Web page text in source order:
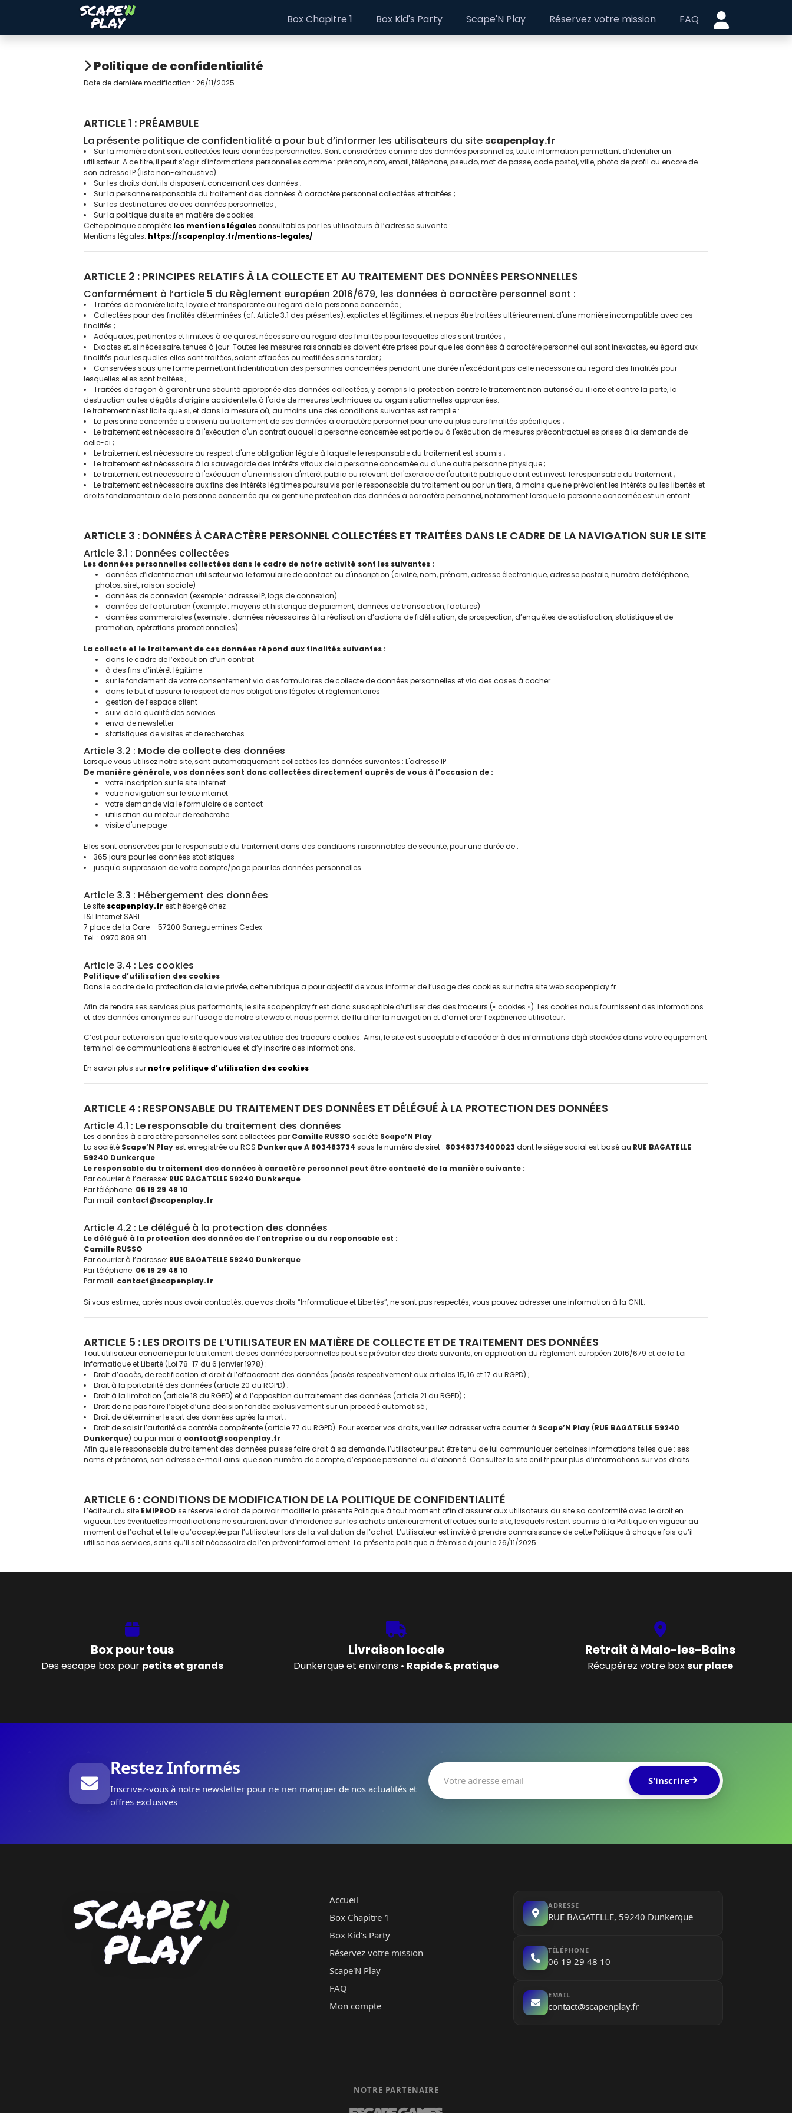
Box Chapitre 1 Box Kid's Party Scape'N Play Réservez votre mission FAQ
Politique de confidentialité
Date de dernière modification : 26/11/2025
ARTICLE 1 : PRÉAMBULE
La présente politique de confidentialité a pour but d’informer les utilisateurs du sitescapenplay.fr
Sur la manière dont sont collectées leurs données personnelles. Sont considérées comme des données personnelles, toute information permettant d’identifier un
utilisateur. A ce titre, il peut s’agir d'informations personnelles comme : prénom, nom, email, téléphone, pseudo, mot de passe, code postal, ville, photo de profil ou encore de
son adresse IP (liste non-exhaustive).
Sur les droits dont ils disposent concernant ces données ;
Sur la personne responsable du traitement des données à caractère personnel collectées et traitées ;
Sur les destinataires de ces données personnelles ;
Sur la politique du site en matière de cookies.
Cette politique complète les mentions légalesconsultables par les utilisateurs à l’adresse suivante :
Mentions légales: https://scapenplay.fr/mentions-legales/
ARTICLE 2 : PRINCIPES RELATIFS À LA COLLECTE ET AU TRAITEMENT DES DONNÉES PERSONNELLES
Conformément à l’article 5 du Règlement européen 2016/679, les données à caractère personnel sont :
Traitées de manière licite, loyale et transparente au regard de la personne concernée ;
Collectées pour des finalités déterminées (cf. Article 3.1 des présentes), explicites et légitimes, et ne pas être traitées ultérieurement d'une manière incompatible avec ces
finalités ;
Adéquates, pertinentes et limitées à ce qui est nécessaire au regard des finalités pour lesquelles elles sont traitées ;
Exactes et, si nécessaire, tenues à jour. Toutes les mesures raisonnables doivent être prises pour que les données à caractère personnel qui sont inexactes, eu égard aux
finalités pour lesquelles elles sont traitées, soient effacées ou rectifiées sans tarder ;
Conservées sous une forme permettant l'identification des personnes concernées pendant une durée n'excédant pas celle nécessaire au regard des finalités pour
lesquelles elles sont traitées ;
Traitées de façon à garantir une sécurité appropriée des données collectées, y compris la protection contre le traitement non autorisé ou illicite et contre la perte, la
destruction ou les dégâts d'origine accidentelle, à l'aide de mesures techniques ou organisationnelles appropriées.
Le traitement n'est licite que si, et dans la mesure où, au moins une des conditions suivantes est remplie :
La personne concernée a consenti au traitement de ses données à caractère personnel pour une ou plusieurs finalités spécifiques ;
Le traitement est nécessaire à l'exécution d'un contrat auquel la personne concernée est partie ou à l'exécution de mesures précontractuelles prises à la demande de
celle-ci ;
Le traitement est nécessaire au respect d'une obligation légale à laquelle le responsable du traitement est soumis ;
Le traitement est nécessaire à la sauvegarde des intérêts vitaux de la personne concernée ou d'une autre personne physique ;
Le traitement est nécessaire à l'exécution d'une mission d'intérêt public ou relevant de l'exercice de l'autorité publique dont est investi le responsable du traitement ;
Le traitement est nécessaire aux fins des intérêts légitimes poursuivis par le responsable du traitement ou par un tiers, à moins que ne prévalent les intérêts ou les libertés et
droits fondamentaux de la personne concernée qui exigent une protection des données à caractère personnel, notamment lorsque la personne concernée est un enfant.
ARTICLE 3 : DONNÉES À CARACTÈRE PERSONNEL COLLECTÉES ET TRAITÉES DANS LE CADRE DE LA NAVIGATION SUR LE SITE
Article 3.1 : Données collectées
Les données personnelles collectées dans le cadre de notre activité sont les suivantes :
données d’identification utilisateur via le formulaire de contact ou d'inscription (civilité, nom, prénom, adresse électronique, adresse postale, numéro de téléphone,
photos, siret, raison sociale)
données de connexion (exemple : adresse IP, logs de connexion)
données de facturation (exemple : moyens et historique de paiement, données de transaction, factures)
données commerciales (exemple : données nécessaires à la réalisation d’actions de fidélisation, de prospection, d’enquêtes de satisfaction, statistique et de
promotion, opérations promotionnelles)
La collecte et le traitement de ces données répond aux finalités suivantes :
dans le cadre de l’exécution d’un contrat
à des fins d’intérêt légitime
sur le fondement de votre consentement via des formulaires de collecte de données personnelles et via des cases à cocher
dans le but d’assurer le respect de nos obligations légales et réglementaires
gestion de l’espace client
suivi de la qualité des services
envoi de newsletter
statistiques de visites et de recherches.
Article 3.2 : Mode de collecte des données
Lorsque vous utilisez notre site, sont automatiquement collectées les données suivantes : L'adresse IP
De manière générale, vos données sont donc collectées directement auprès de vous à l’occasion de :
votre inscription sur le site internet
votre navigation sur le site internet
votre demande via le formulaire de contact
utilisation du moteur de recherche
visite d'une page
Elles sont conservées par le responsable du traitement dans des conditions raisonnables de sécurité, pour une durée de :
365 jours pour les données statistiques
jusqu'a suppression de votre compte/page pour les données personnelles.
Article 3.3 : Hébergement des données
Le site scapenplay.fr est hébergé chez
1&1 Internet SARL
7 place de la Gare – 57200 Sarreguemines Cedex
Tel. : 0970 808 911
Article 3.4 : Les cookies
Politique d’utilisation des cookies
Dans le cadre de la protection de la vie privée, cette rubrique a pour objectif de vous informer de l’usage des cookies sur notre site web scapenplay.fr.
Afin de rendre ses services plus performants, le site scapenplay.fr est donc susceptible d’utiliser des des traceurs (« cookies »). Les cookies nous fournissent des informations
et des données anonymes sur l’usage de notre site web et nous permet de fluidifier la navigation et d’améliorer l’expérience utilisateur.
C’est pour cette raison que le site que vous visitez utilise des traceurs cookies. Ainsi, le site est susceptible d’accéder à des informations déjà stockées dans votre équipement
terminal de communications électroniques et d’y inscrire des informations.
En savoir plus sur notre politique d’utilisation des cookies
ARTICLE 4 : RESPONSABLE DU TRAITEMENT DES DONNÉES ET DÉLÉGUÉ À LA PROTECTION DES DONNÉES
Article 4.1 : Le responsable du traitement des données
Les données à caractère personnelles sont collectées par Camille RUSSO société Scape’N Play
La société Scape’N Playest enregistrée au RCS Dunkerque A 803483734 sous le numéro de siret : 80348373400023 dont le siège social est basé au RUE BAGATELLE
59240 Dunkerque
Le responsable du traitement des données à caractère personnel peut être contacté de la manière suivante :
Par courrier à l’adresse: RUE BAGATELLE 59240 Dunkerque
Par téléphone: 06 19 29 48 10
Par mail: contact@scapenplay.fr
Article 4.2 : Le délégué à la protection des données
Le délégué à la protection des données de l’entreprise ou du responsable est :
Camille RUSSO
Par courrier à l’adresse: RUE BAGATELLE 59240 Dunkerque
Par téléphone: 06 19 29 48 10
Par mail: contact@scapenplay.fr
Si vous estimez, après nous avoir contactés, que vos droits “Informatique et Libertés”, ne sont pas respectés, vous pouvez adresser une information à la CNIL.
ARTICLE 5 : LES DROITS DE L’UTILISATEUR EN MATIÈRE DE COLLECTE ET DE TRAITEMENT DES DONNÉES
Tout utilisateur concerné par le traitement de ses données personnelles peut se prévaloir des droits suivants, en application du règlement européen 2016/679 et de la Loi
Informatique et Liberté (Loi 78-17 du 6 janvier 1978) :
Droit d’accès, de rectification et droit à l’effacement des données (posés respectivement aux articles 15, 16 et 17 du RGPD) ;
Droit à la portabilité des données (article 20 du RGPD) ;
Droit à la limitation (article 18 du RGPD) et à l’opposition du traitement des données (article 21 du RGPD) ;
Droit de ne pas faire l’objet d’une décision fondée exclusivement sur un procédé automatisé ;
Droit de déterminer le sort des données après la mort ;
Droit de saisir l’autorité de contrôle compétente (article 77 du RGPD). Pour exercer vos droits, veuillez adresser votre courrier à Scape’N Play (RUE BAGATELLE 59240
Dunkerque) ou par mail à contact@scapenplay.fr
Afin que le responsable du traitement des données puisse faire droit à sa demande, l’utilisateur peut être tenu de lui communiquer certaines informations telles que : ses
noms et prénoms, son adresse e-mail ainsi que son numéro de compte, d’espace personnel ou d’abonné. Consultez le site cnil.fr pour plus d’informations sur vos droits.
ARTICLE 6 : CONDITIONS DE MODIFICATION DE LA POLITIQUE DE CONFIDENTIALITÉ
L’éditeur du site EMIPROD se réserve le droit de pouvoir modifier la présente Politique à tout moment afin d’assurer aux utilisateurs du site sa conformité avec le droit en
vigueur. Les éventuelles modifications ne sauraient avoir d’incidence sur les achats antérieurement effectués sur le site, lesquels restent soumis à la Politique en vigueur au
moment de l’achat et telle qu’acceptée par l’utilisateur lors de la validation de l’achat. L’utilisateur est invité à prendre connaissance de cette Politique à chaque fois qu’il
utilise nos services, sans qu’il soit nécessaire de l’en prévenir formellement. La présente politique a été mise à jour le 26/11/2025.
Box pour tous
Des escape box pour petits et grands
Livraison locale
Dunkerque et environs • Rapide & pratique
Retrait à Malo-les-Bains
Récupérez votre boxsur place
Restez Informés
Inscrivez-vous à notre newsletter pour ne rien manquer de nos actualités et
offres exclusives
S'inscrire
Accueil
Box Chapitre 1
Box Kid's Party
Réservez votre mission
Scape'N Play
FAQ
Mon compte
ADRESSE
RUE BAGATELLE, 59240 Dunkerque
TÉLÉPHONE
06 19 29 48 10
EMAIL
contact@scapenplay.fr
NOTRE PARTENAIRE